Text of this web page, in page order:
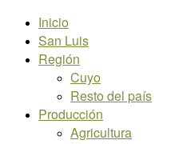
Inicio
San Luis
Región
Cuyo
Resto del país
Producción
Agricultura